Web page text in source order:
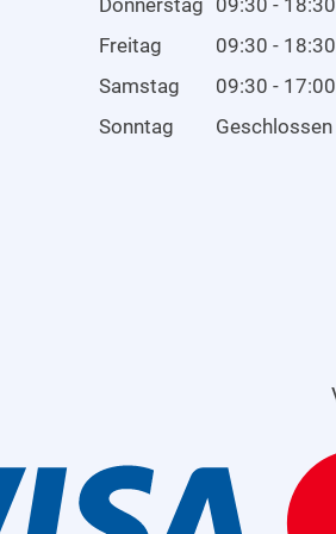
Freitag
09:30 - 18:30
Samstag
09:30 - 17:00
Sonntag
Geschlossen